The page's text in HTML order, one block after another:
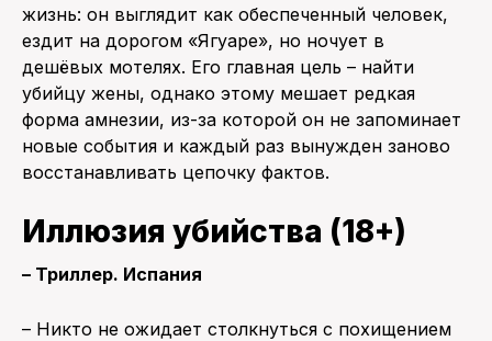
жизнь: он выглядит как обеспеченный человек,
ездит на дорогом «Ягуаре», но ночует в
дешёвых мотелях. Его главная цель – найти
убийцу жены, однако этому мешает редкая
форма амнезии, из-за которой он не запоминает
новые события и каждый раз вынужден заново
восстанавливать цепочку фактов.
Иллюзия убийства (18+)
– Триллер. Испания
– Никто не ожидает столкнуться с похищением